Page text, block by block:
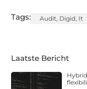
Tags: Audit Digid It
Laatste Bericht